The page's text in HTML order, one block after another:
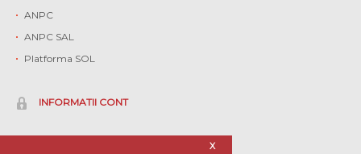
X
ANPC
ANPC SAL
Platforma SOL
INFORMATII CONT